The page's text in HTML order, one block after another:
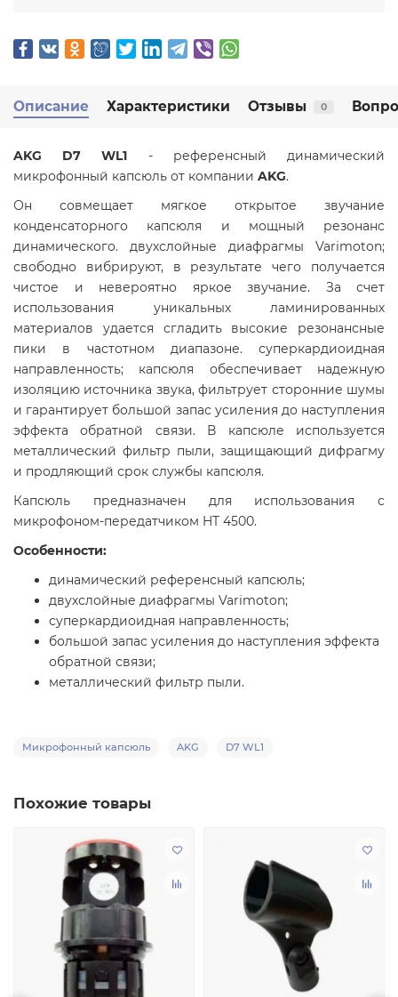
Описание Характеристики Отзывы 0
AKG D7 WL1 - референсный динамический
микрофонный капсюль от компании AKG.
Он совмещает мягкое открытое звучание
конденсаторного капсюля и мощный резонанс
динамического. двухслойные диафрагмы Varimoton;
свободно вибрируют, в результате чего получается
чистое и невероятно яркое звучание. За счет
использования уникальных ламинированных
материалов удается сгладить высокие резонансные
пики в частотном диапазоне. суперкардиоидная
направленность; капсюля обеспечивает надежную
изоляцию источника звука, фильтрует сторонние шумы
и гарантирует большой запас усиления до наступления
эффекта обратной связи. В капсюле используется
металлический фильтр пыли, защищающий дифрагму
и продляющий срок службы капсюля.
Капсюль предназначен для использования с
микрофоном-передатчиком HT 4500.
Особенности:
динамический референсный капсюль;
двухслойные диафрагмы Varimoton;
суперкардиоидная направленность;
большой запас усиления до наступления эффекта
обратной связи;
металлический фильтр пыли.
Микрофонный капсюль AKG D7 WL1
Похожие товары